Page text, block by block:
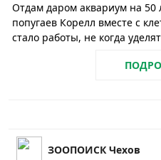
Отдам даром аквариум на 50
попугаев Корелл вместе с
стало работы, не когда
ЗООПОИСК Чехов